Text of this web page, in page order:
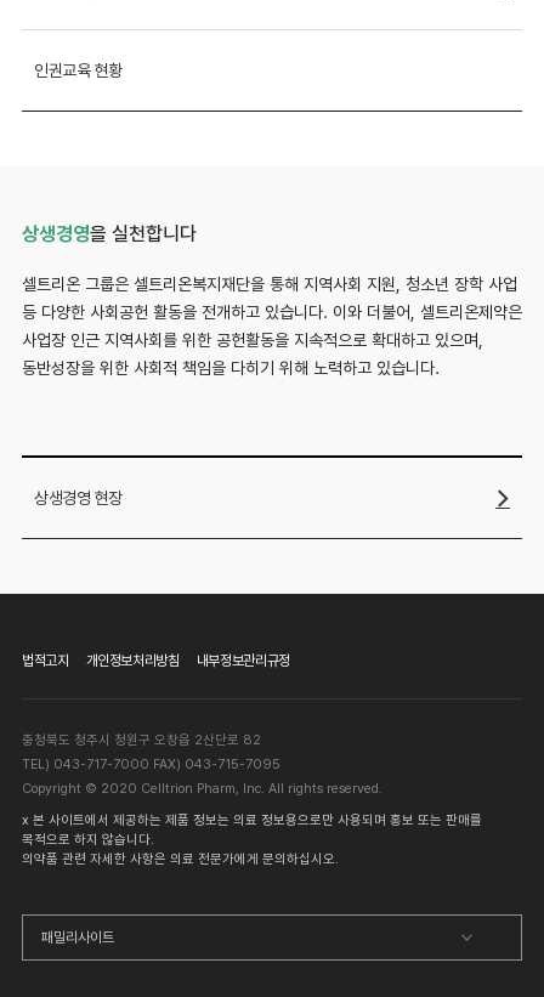
인권교육 현황
상생경영을 실천합니다
셀트리온 그룹은 셀트리온복지재단을 통해 지역사회 지원, 청소년 장학 사업
등 다양한 사회공헌 활동을 전개하고 있습니다. 이와 더불어, 셀트리온제약은
사업장 인근 지역사회를 위한 공헌활동을 지속적으로 확대하고 있으며,
동반성장을 위한 사회적 책임을 다히기 위해 노력하고 있습니다.
상생경영 현장
법적고지 개인정보처리방침 내부정보관리규정
충청북도 청주시 청원구 오창읍 2산단로 82
TEL) 043-717-7000 FAX) 043-715-7095
Copyright © 2020 Celltrion Pharm, Inc. All rights reserved.
x 본 사이트에서 제공하는 제품 정보는 의료 정보용으로만 사용되며 홍보 또는 판매를
목적으로 하지 않습니다.
의약품 관련 자세한 사항은 의료 전문가에게 문의하십시오.
패밀리사이트